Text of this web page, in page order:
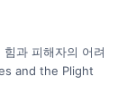
과 피해자의 어려
and the Plight